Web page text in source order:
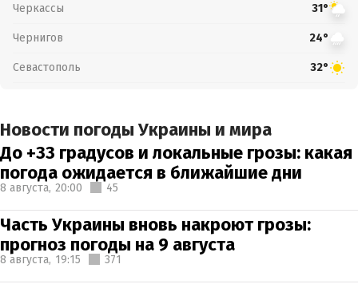
Черкассы 31°
Чернигов 24°
Севастополь 32°
Новости погоды Украины и мира
До +33 градусов и локальные грозы: какая
погода ожидается в ближайшие дни
8 августа, 20:00 45
Часть Украины вновь накроют грозы:
прогноз погоды на 9 августа
8 августа, 19:15 371